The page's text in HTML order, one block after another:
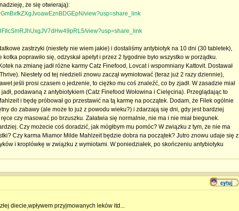
że się otwierają):
view?usp=share_link
view?usp=share_link
zastrzyki (niestety nie wiem jakie) i dostaliśmy antybiotyk na 10 dni (30 tabletek),
poprawiło się, odzyskał apetyt i przez 2 tygodnie było wszystko w porządku.
na zmianę jadł różne karmy Catz Finefood, Lovcat i wspomniany Kattovit. Dostawał
Niestety od tej niedzieli znowu zaczął wymiotować (teraz już 2 razy dziennie),
jeśli prosi czasem o jedzenie, to ciężko mu coś znaleźć, co by zjadł. W zasadzie miał
podawaną z antybiotykiem (Catz Finefood Wołowina i Cielęcina). Przeglądając to
i będę próbował go przestawić na tą karmę na początek. Dodam, że Filek ogólnie
do zabawy (ale może to już z powodu wieku?) i zdarzają się dni, gdy jest bardziej
czy masować po brzuszku. Załatwia się normalnie, nie ma i nie miał biegunek.
Czy możecie coś doradzić, jak mógłbym mu pomóc? W związku z tym, że nie ma
Czy karma Miamor Milde Mahlzeit będzie dobra na początek? Jutro znowu udaje się z
i kroplówkę w związku z wymiotami. W poniedziałek, po skończeniu antybiotyku
diecie,wpływem przyjmowanych leków itd...